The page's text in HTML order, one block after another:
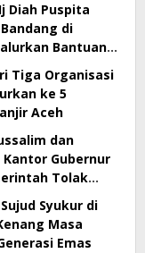
Diah Puspita
di
Bantuan
Rp300 Juta
Tiga Organisasi
ke 5
Aceh
dan
Gubernur
Tolak
Syukur di
Masa
Emas